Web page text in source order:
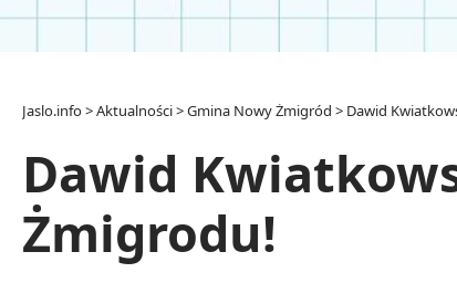
Jaslo.info>Aktualności>Gmina Nowy Żmigród > Dawid
Dawid
Żmigrodu!